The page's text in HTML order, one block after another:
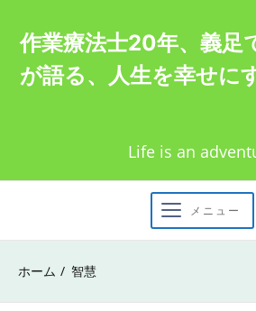
content
作業療法士20年、義足
が語る、人生を幸せに
Life is an
メニュー
ホーム 智慧